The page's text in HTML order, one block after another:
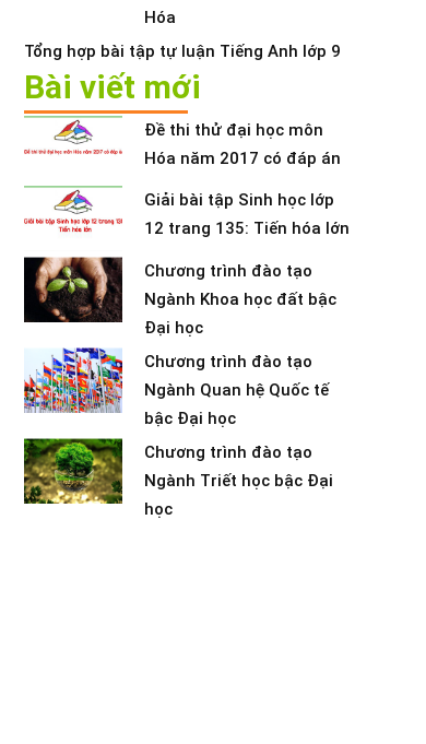
Hóa
Tổng hợp bài tập tự luận Tiếng Anh lớp 9
Bài viết mới
Đề thi thử đại học môn
Hóa năm 2017 có đáp án
Giải bài tập Sinh học lớp
12 trang 135: Tiến hóa lớn
Chương trình đào tạo
Ngành Khoa học đất bậc
Đại học
Chương trình đào tạo
Ngành Quan hệ Quốc tế
bậc Đại học
Chương trình đào tạo
Ngành Triết học bậc Đại
học